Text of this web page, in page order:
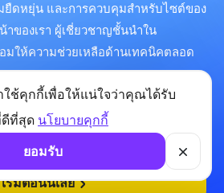
ใช้คุกกี้เพื่อให้แน่ใจว่าคุณได้รับ
ที่สุด นโยบายคุกกี้
ยอมรับ
ยืดหยุ่น และการควบคุมสำหรับไซต์ของ
ของเรา ผู้เชี่ยวชาญชั้นนำใน
มให้ความช่วยเหลือด้านเทคนิคตลอด
เริ่มที่
$5.51/สำหรับ
เริ่มตอนนี้เลย